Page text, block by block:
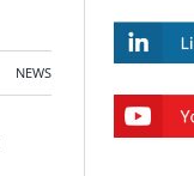
NEWS